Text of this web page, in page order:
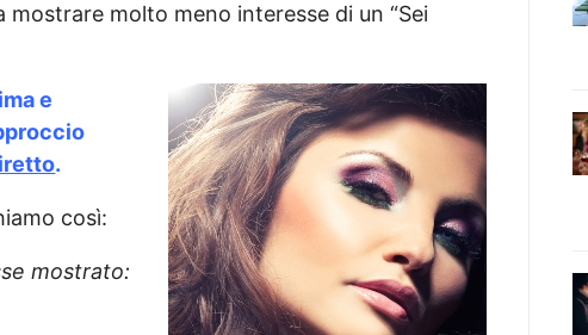
mostrare molto meno interesse di un “Sei
e
.
così: